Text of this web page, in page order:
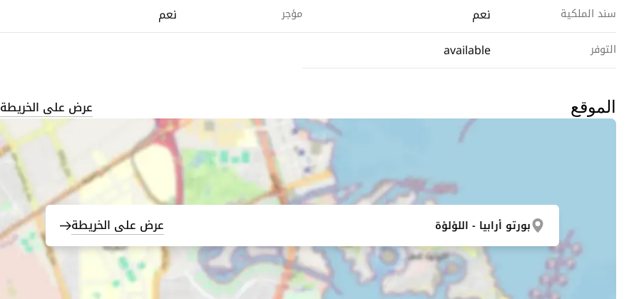
سند الملكية نعم
التوفر available
مؤجر نعم
الموقع عرض على الخريطة
بورتو أرابيا - اللؤلؤة عرض على الخريطة